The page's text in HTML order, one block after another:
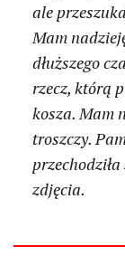
ale
Mam
dłuższego
rzecz, którą
kosza. Mam
troszczy.
zdjęcia.